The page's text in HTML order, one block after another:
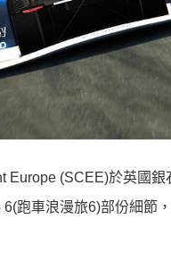
Europe (SCEE)於英國
跑車浪漫旅6)部份細節